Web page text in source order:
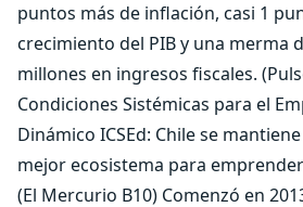
puntos más de inflación, casi 1
crecimiento del PIB y una merma
millones en ingresos fiscales.
Condiciones Sistémicas para el
Dinámico ICSEd: Chile se
mejor ecosistema para
(El Mercurio B10) Comenzó en